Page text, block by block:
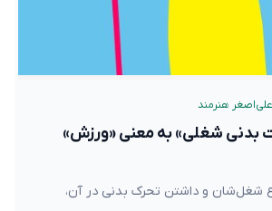
هنرمند
بدنی شغلی» به معنی «ورزش»
شغل‌شان و داشتن تحرک بدنی در آن،